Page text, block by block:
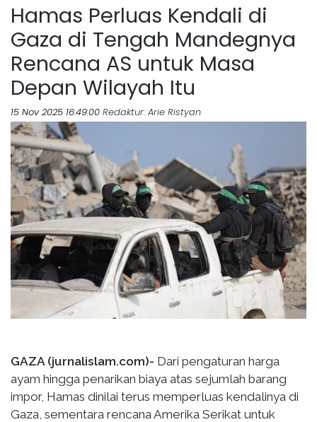
Hamas Perluas Kendali di
Gaza di Tengah Mandegnya
Rencana AS untuk Masa
Depan Wilayah Itu
15 Nov 2025 16:49:00 Redaktur: Arie Ristyan
GAZA (jurnalislam.com)- Dari pengaturan harga
ayam hingga penarikan biaya atas sejumlah barang
impor, Hamas dinilai terus memperluas kendalinya di
Gaza, sementara rencana Amerika Serikat untuk